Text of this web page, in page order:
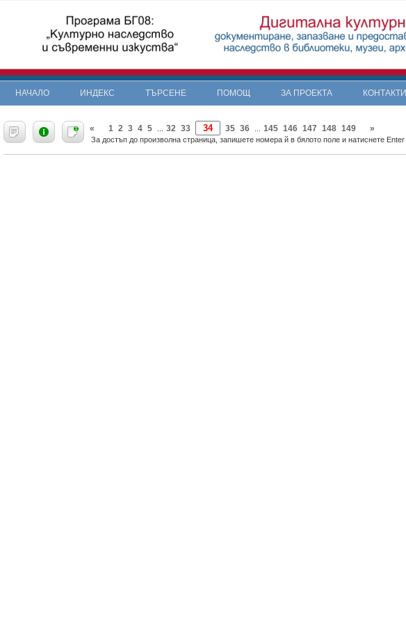
НАЧАЛО ИНДЕКС ТЪРСЕНЕ ПОМОЩ ЗА ПРОЕКТА КОНТАКТИ
« 1 2 3 4 5 32 33 35 36 145 146 147 148 149 »
За достъп до произволна страница, запишете номера й в бялото поле и натиснете Enter